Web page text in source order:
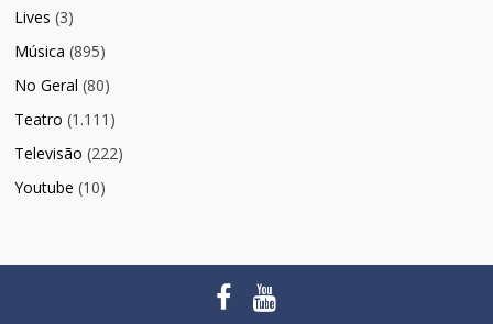
Lives (3)
Música (895)
No Geral (80)
Teatro (1.111)
Televisão (222)
Youtube (10)